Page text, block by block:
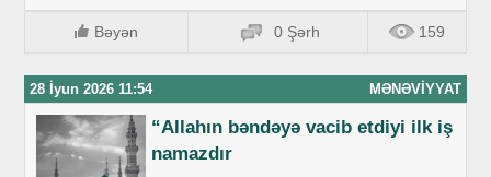
Bəyən 0 Şərh 159
28 İyun 2026 11:54 MƏNƏVIYYAT
“Allahın bəndəyə vacib etdiyi ilk iş
namazdır